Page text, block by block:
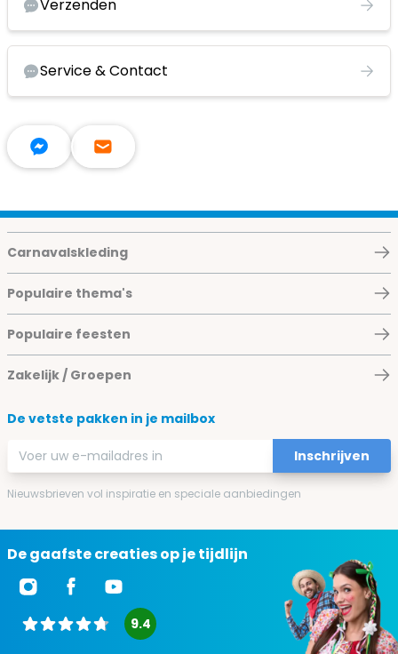
Verzenden
Service & Contact
Carnavalskleding
Populaire thema's
Populaire feesten
Zakelijk / Groepen
De vetste pakken in je mailbox
E-mailadres
Inschrijven
Nieuwsbrieven vol inspiratie en speciale aanbiedingen
De gaafste creaties op je tijdlijn
9.4